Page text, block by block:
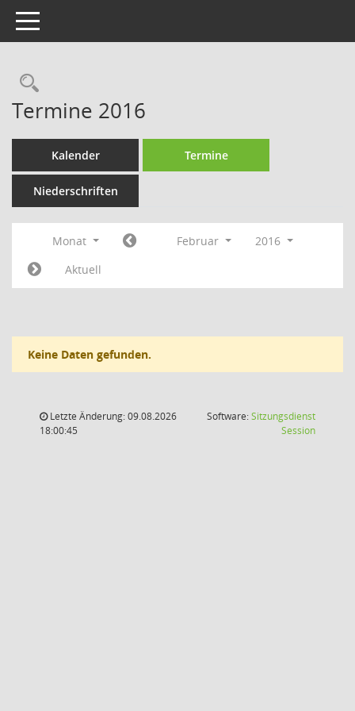
Toggle navigation
Rechercheauswahl
Termine 2016
Kalender Termine
Niederschriften
Monat Februar
2016
Aktuell
Keine Daten gefunden.
Letzte Änderung: 09.08.2026
18:00:45
Software:Sitzungsdienst
Session(Wird in